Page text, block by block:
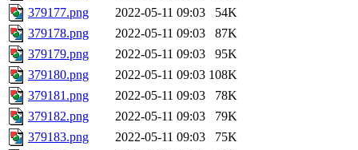
379177.png
2022-05-11 09:03
54K
379178.png
2022-05-11 09:03
87K
379179.png
2022-05-11 09:03
95K
379180.png
2022-05-11 09:03 108K
379181.png
2022-05-11 09:03
78K
379182.png
2022-05-11 09:03
79K
379183.png
2022-05-11 09:03
75K